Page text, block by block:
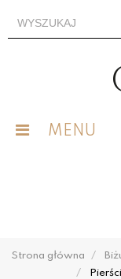
MENU
Strona główna